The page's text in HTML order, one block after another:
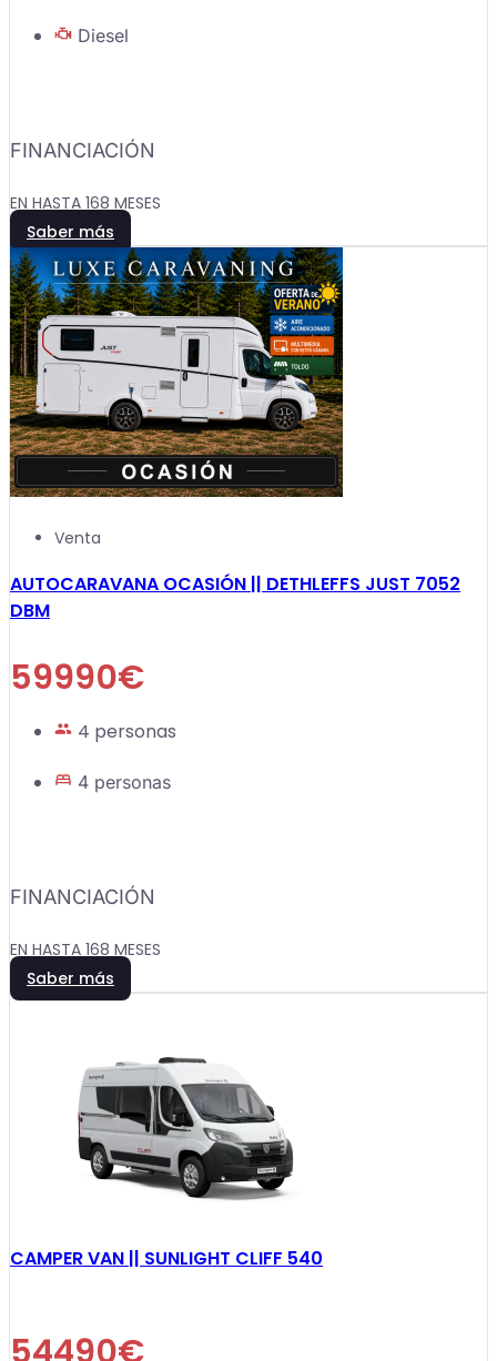
Diesel
FINANCIACIÓN
EN HASTA 168 MESES
Saber más
Venta
AUTOCARAVANA OCASIÓN || DETHLEFFS JUST 7052
DBM
59990€
4 personas
4 personas
FINANCIACIÓN
EN HASTA 168 MESES
Saber más
CAMPER VAN || SUNLIGHT CLIFF 540
54490€